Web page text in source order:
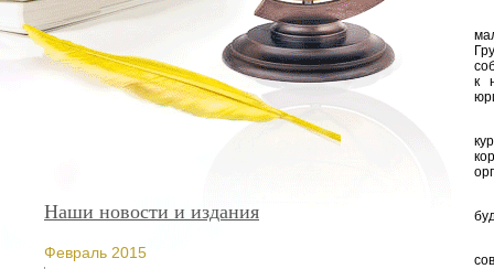
к
Наши новости и издания
Февраль 2015